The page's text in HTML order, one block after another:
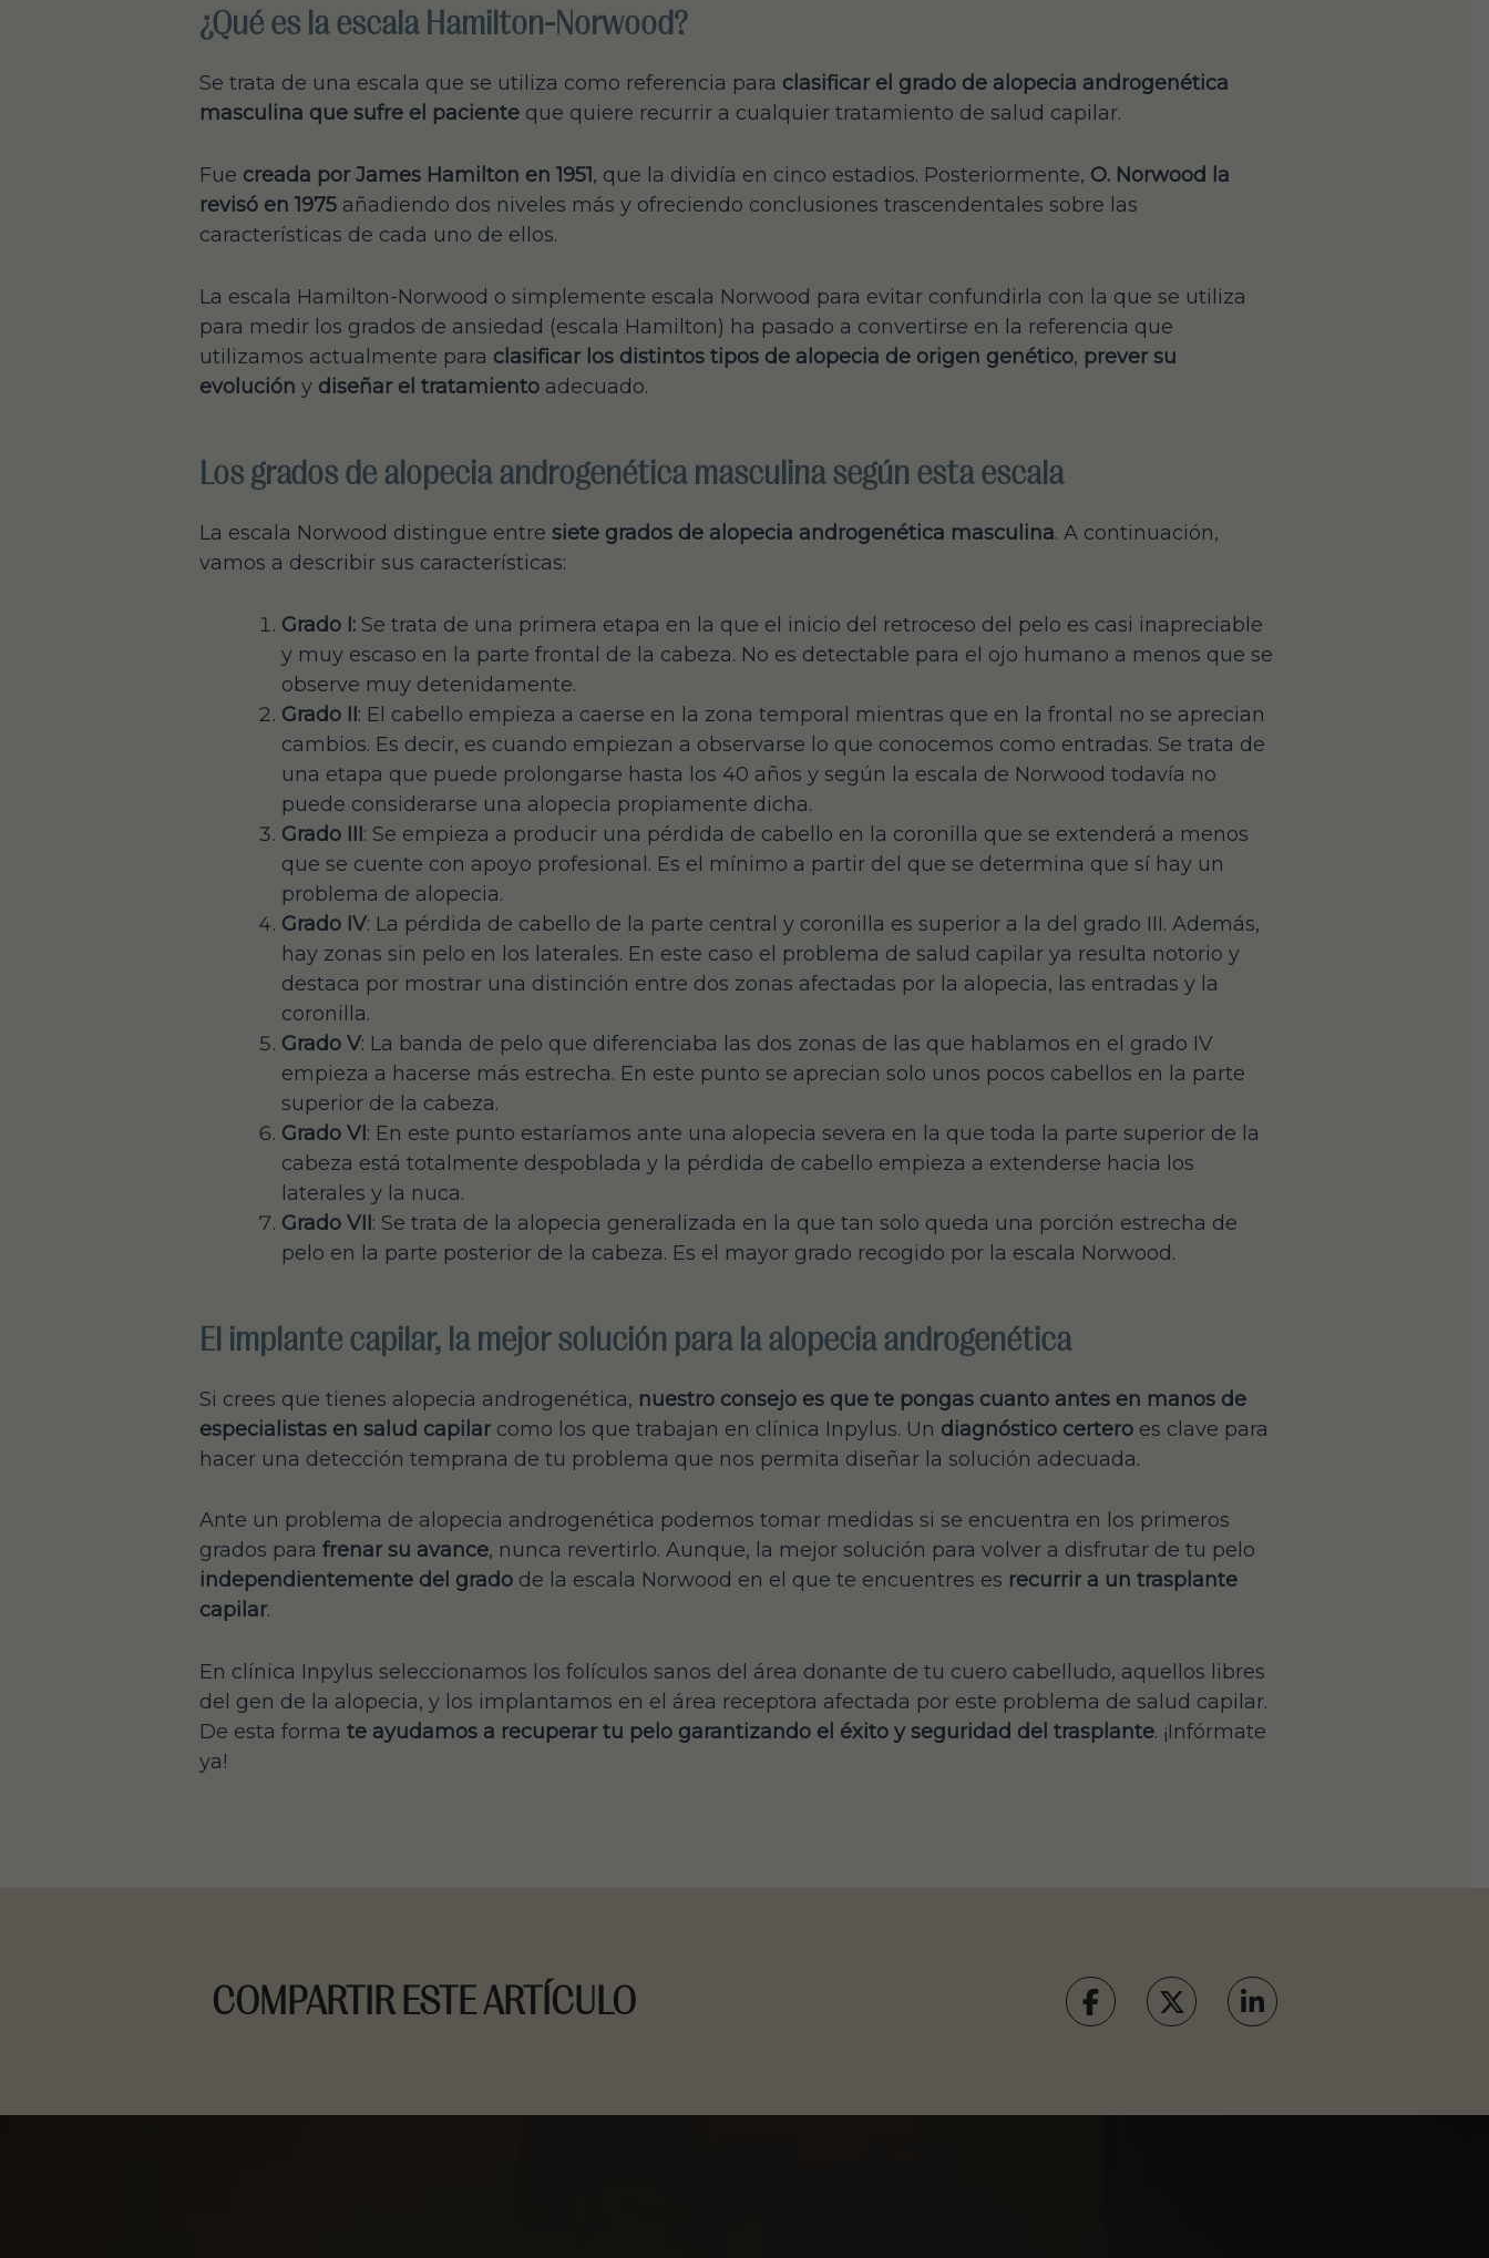
¿Qué es la escala Hamilton-Norwood?
Se trata de una escala que se utiliza como referencia para clasificar el grado de alopecia androgenética
masculina que sufre el pacienteque quiere recurrir a cualquier tratamiento de salud capilar.
Fue creada por James Hamilton en 1951, que la dividía en cinco estadios. Posteriormente, O. Norwood la
revisó en 1975añadiendo dos niveles más y ofreciendo conclusiones trascendentales sobre las
características de cada uno de ellos.
La escala Hamilton-Norwood o simplemente escala Norwood para evitar confundirla con la que se utiliza
para medir los grados de ansiedad (escala Hamilton) ha pasado a convertirse en la referencia que
utilizamos actualmente para clasificar los distintos tipos de alopecia de origen genético, prever su
evolución y diseñar el tratamientoadecuado.
Los grados de alopecia androgenética masculina según esta escala
La escala Norwood distingue entre siete grados de alopecia androgenética masculina. A continuación,
vamos a describir sus características:
Grado I:Se trata de una primera etapa en la que el inicio del retroceso del pelo es casi inapreciable
y muy escaso en la parte frontal de la cabeza. No es detectable para el ojo humano a menos que se
observe muy detenidamente.
Grado II: El cabello empieza a caerse en la zona temporal mientras que en la frontal no se aprecian
cambios. Es decir, es cuando empiezan a observarse lo que conocemos como entradas. Se trata de
una etapa que puede prolongarse hasta los 40 años y según la escala de Norwood todavía no
puede considerarse una alopecia propiamente dicha.
Grado III: Se empieza a producir una pérdida de cabello en la coronilla que se extenderá a menos
que se cuente con apoyo profesional. Es el mínimo a partir del que se determina que sí hay un
problema de alopecia.
Grado IV: La pérdida de cabello de la parte central y coronilla es superior a la del grado III. Además,
hay zonas sin pelo en los laterales. En este caso el problema de salud capilar ya resulta notorio y
destaca por mostrar una distinción entre dos zonas afectadas por la alopecia, las entradas y la
coronilla.
Grado V: La banda de pelo que diferenciaba las dos zonas de las que hablamos en el grado IV
empieza a hacerse más estrecha. En este punto se aprecian solo unos pocos cabellos en la parte
superior de la cabeza.
Grado VI: En este punto estaríamos ante una alopecia severa en la que toda la parte superior de la
cabeza está totalmente despoblada y la pérdida de cabello empieza a extenderse hacia los
laterales y la nuca.
Grado VII: Se trata de la alopecia generalizada en la que tan solo queda una porción estrecha de
pelo en la parte posterior de la cabeza. Es el mayor grado recogido por la escala Norwood.
El implante capilar, la mejor solución para la alopecia androgenética
Si crees que tienes alopecia androgenética, nuestro consejo es que te pongas cuanto antes en manos de
especialistas en salud capilarcomo los que trabajan en clínica Inpylus. Un diagnóstico certeroes clave para
hacer una detección temprana de tu problema que nos permita diseñar la solución adecuada.
Ante un problema de alopecia androgenética podemos tomar medidas si se encuentra en los primeros
grados para frenar su avance, nunca revertirlo. Aunque, la mejor solución para volver a disfrutar de tu pelo
independientemente del gradode la escala Norwood en el que te encuentres es recurrir a un trasplante
capilar.
En clínica Inpylus seleccionamos los folículos sanos del área donante de tu cuero cabelludo, aquellos libres
del gen de la alopecia, y los implantamos en el área receptora afectada por este problema de salud capilar.
De esta forma te ayudamos a recuperar tu pelo garantizando el éxito y seguridad del trasplante. ¡Infórmate
ya!
COMPARTIR ESTE ARTÍCULO